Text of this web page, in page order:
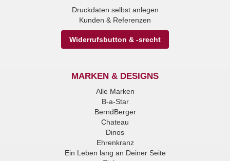
Druckdaten selbst anlegen
Kunden & Referenzen
Widerrufsbutton & -srecht
MARKEN & DESIGNS
Alle Marken
B-a-Star
BerndBerger
Chateau
Dinos
Ehrenkranz
Ein Leben lang an Deiner Seite